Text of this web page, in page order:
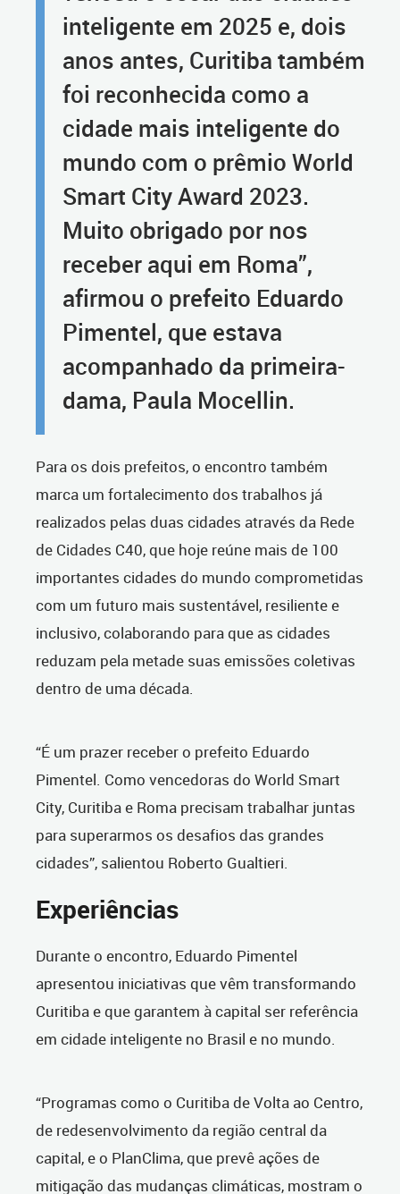
inteligente em 2025 e, dois
anos antes, Curitiba também
foi reconhecida como a
cidade mais inteligente do
mundo com o prêmio World
Smart City Award 2023.
Muito obrigado por nos
receber aqui em Roma”,
afirmou o prefeito Eduardo
Pimentel, que estava
acompanhado da primeira-
dama, Paula Mocellin.
Para os dois prefeitos, o encontro também
marca um fortalecimento dos trabalhos já
realizados pelas duas cidades através da Rede
de Cidades C40, que hoje reúne mais de 100
importantes cidades do mundo comprometidas
com um futuro mais sustentável, resiliente e
inclusivo, colaborando para que as cidades
reduzam pela metade suas emissões coletivas
dentro de uma década.
“É um prazer receber o prefeito Eduardo
Pimentel. Como vencedoras do World Smart
City, Curitiba e Roma precisam trabalhar juntas
para superarmos os desafios das grandes
cidades”, salientou Roberto Gualtieri.
Experiências
Durante o encontro, Eduardo Pimentel
apresentou iniciativas que vêm transformando
Curitiba e que garantem à capital ser referência
em cidade inteligente no Brasil e no mundo.
“Programas como o Curitiba de Volta ao Centro,
de redesenvolvimento da região central da
capital, e o PlanClima, que prevê ações de
mitigação das mudanças climáticas, mostram o